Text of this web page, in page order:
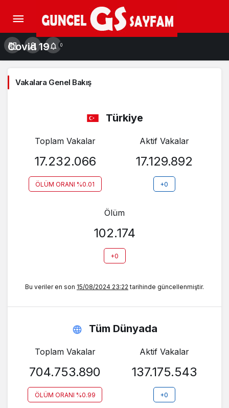
0
Covid 19
Vakalara Genel Bakış
Türkiye
Toplam Vakalar
17.232.066
ÖLÜM ORANI %0.01
Aktif Vakalar
17.129.892
+0
Ölüm
102.174
+0
Bu veriler en son 15/08/2024 23:22 tarihinde güncellenmiştir.
Tüm Dünyada
Toplam Vakalar
704.753.890
ÖLÜM ORANI %0.99
Aktif Vakalar
137.175.543
+0